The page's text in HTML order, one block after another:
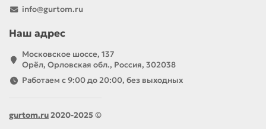
info@gurtom.ru
Наш адрес
Московское шоссе, 137
Орёл, Орловская обл., Россия, 302038
Работаем с 9:00 до 20:00, без выходных
gurtom.ru2020-2025 ©